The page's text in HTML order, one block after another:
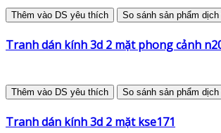
Thêm vào DS yêu thích So sánh sản phẩm dịch
Tranh dán kính 3d 2 mặt phong cảnh
Thêm vào DS yêu thích So sánh sản phẩm dịch
Tranh dán kính 3d 2 mặt kse171